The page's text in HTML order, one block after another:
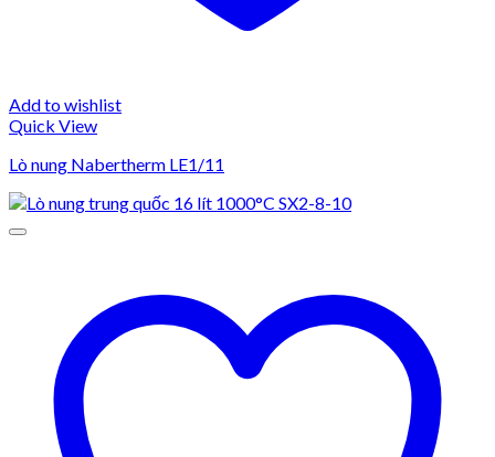
Add to wishlist
Quick View
Lò nung Nabertherm LE1/11